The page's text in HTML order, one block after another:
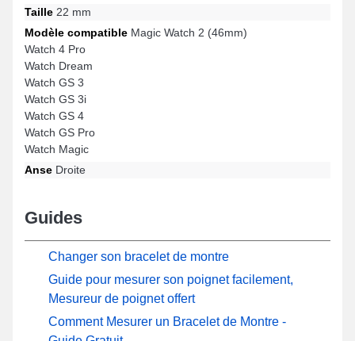
Taille 22 mm
Modèle compatible Magic Watch 2 (46mm)
Watch 4 Pro
Watch Dream
Watch GS 3
Watch GS 3i
Watch GS 4
Watch GS Pro
Watch Magic
Anse Droite
Guides
Changer son bracelet de montre
Guide pour mesurer son poignet facilement,
Mesureur de poignet offert
Comment Mesurer un Bracelet de Montre -